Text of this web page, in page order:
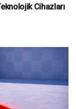
Cihazları